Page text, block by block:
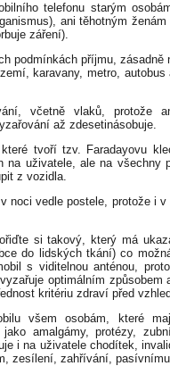
telefonu starým
ani těhotným
záření).
podmínkách příjmu,
karavany, metro,
včetně vlaků, protože
až zdesetinásobuje.
tvoří tzv. Faradayovu
na uživatele, ale na všechny
z vozidla.
noci vedle postele, protože i v
si takový, který má
do lidských tkání) co
s viditelnou anténou,
optimálním
kritériu zdraví před
všem osobám, které
amalgámy, protézy,
i na uživatele chodítek,
zesílení, zahřívání,